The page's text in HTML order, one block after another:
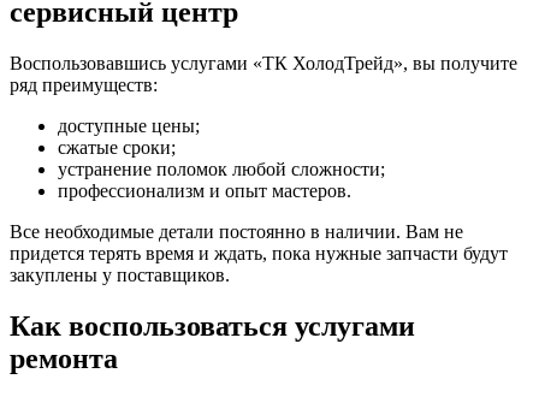
сервисный центр
Воспользовавшись услугами «ТК ХолодТрейд», вы получите
ряд преимуществ:
доступные цены;
сжатые сроки;
устранение поломок любой сложности;
профессионализм и опыт мастеров.
Все необходимые детали постоянно в наличии. Вам не
придется терять время и ждать, пока нужные запчасти будут
закуплены у поставщиков.
Как воспользоваться услугами
ремонта